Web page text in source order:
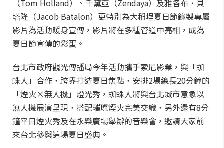
（Tom Holland）、千黛亞（Zendaya）及雅各布．貝
塔隆（Jacob Batalon）更特別為大稻埕夏日節錄製專屬
影片為活動暖身宣傳，影片將在多種管道中亮相，成為
夏日節宣傳的彩蛋。
台北市政府觀光傳播局今年活動攜手索尼影業，與「蜘
蛛人」合作，跨界打造夏日焦點，安排2場總長20分鐘的
「煙火×無人機」燈光秀，蜘蛛人將與台北城市意象以
無人機展演呈現，搭配璀璨煙火完美交織，另外還有8分
鐘平日煙火秀及在永樂廣場舉辦的音樂會，邀請大家前
來台北參與這場夏日盛典。